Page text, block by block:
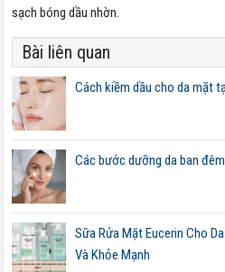
sạch bóng dầu nhờn.
Bài liên quan
Cách kiềm dầu cho da mặt
Các bước dưỡng da ban
Sữa Rửa Mặt Eucerin Cho
Và Khỏe Mạnh